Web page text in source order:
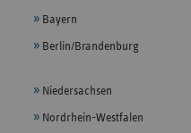
Bayern
Berlin/Brandenburg
Niedersachsen
Nordrhein-Westfalen